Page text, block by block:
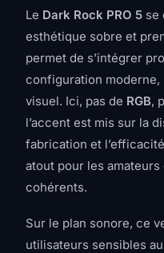
Le Dark Rock PRO 5 se
esthétique sobre et
permet de s’intégrer
configuration moderne,
visuel. Ici, pas de RGB,
l’accent est mis sur la
fabrication et
atout pour les
cohérents.
Sur le plan sonore, ce
utilisateurs sensibles